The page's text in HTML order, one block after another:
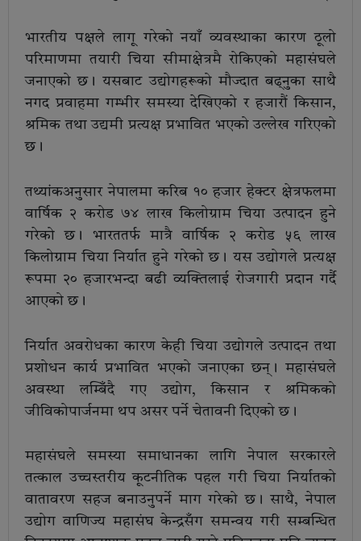
भारतीय पक्षले लागू गरेको नयाँ व्यवस्थाका कारण ठूलो
परिमाणमा तयारी चिया सीमाक्षेत्रमै रोकिएको महासंघले
जनाएको छ। यसबाट उद्योगहरूको मौज्दात बढ्नुका साथै
नगद प्रवाहमा गम्भीर समस्या देखिएको र हजारौं किसान,
श्रमिक तथा उद्यमी प्रत्यक्ष प्रभावित भएको उल्लेख गरिएको
छ।
तथ्यांकअनुसार नेपालमा करिब १० हजार हेक्टर क्षेत्रफलमा
वार्षिक २ करोड ७४ लाख किलोग्राम चिया उत्पादन हुने
गरेको छ। भारततर्फ मात्रै वार्षिक २ करोड ५६ लाख
किलोग्राम चिया निर्यात हुने गरेको छ। यस उद्योगले प्रत्यक्ष
रूपमा २० हजारभन्दा बढी व्यक्तिलाई रोजगारी प्रदान गर्दै
आएको छ।
निर्यात अवरोधका कारण केही चिया उद्योगले उत्पादन तथा
प्रशोधन कार्य प्रभावित भएको जनाएका छन्। महासंघले
अवस्था लम्बिँदै गए उद्योग, किसान र श्रमिकको
जीविकोपार्जनमा थप असर पर्ने चेतावनी दिएको छ।
महासंघले समस्या समाधानका लागि नेपाल सरकारले
तत्काल उच्चस्तरीय कूटनीतिक पहल गरी चिया निर्यातको
वातावरण सहज बनाउनुपर्ने माग गरेको छ। साथै, नेपाल
उद्योग वाणिज्य महासंघ केन्द्रसँग समन्वय गरी सम्बन्धित